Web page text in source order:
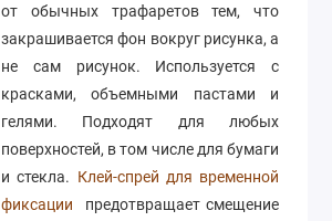
от обычных трафаретов тем, что
закрашивается фон вокруг рисунка, а
не сам рисунок. Используется с
красками, объемными пастами и
гелями. Подходят для любых
поверхностей, в том числе для бумаги
и стекла. Клей-спрей для временной
фиксации
предотвращает смещение